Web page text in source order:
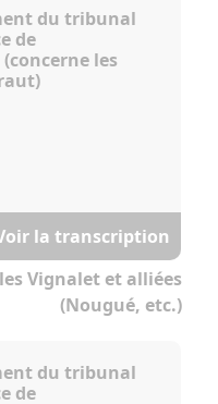
du tribunal
de
les
la transcription
Vignalet et alliées
(Nougué, etc.)
du tribunal
de